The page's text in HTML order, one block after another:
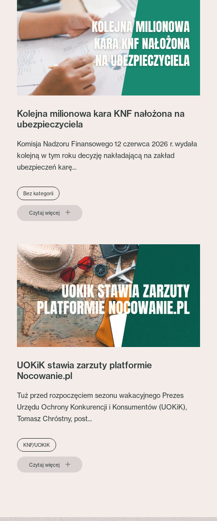
Kolejna milionowa kara KNF nałożona na
ubezpieczyciela
Komisja Nadzoru Finansowego 12 czerwca 2026 r. wydała
kolejną w tym roku decyzję nakładającą na zakład
ubezpieczeń karę...
Bez kategorii
Czytaj więcej
UOKiK stawia zarzuty platformie
Nocowanie.pl
Tuż przed rozpoczęciem sezonu wakacyjnego Prezes
Urzędu Ochrony Konkurencji i Konsumentów (UOKiK),
Tomasz Chróstny, post...
KNF/UOKIK
Czytaj więcej